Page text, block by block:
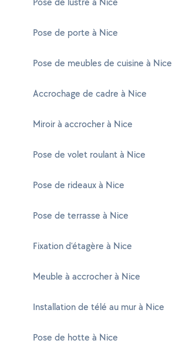
Pose de porte à Nice
Pose de meubles de cuisine à Nice
Accrochage de cadre à Nice
Miroir à accrocher à Nice
Pose de volet roulant à Nice
Pose de rideaux à Nice
Pose de terrasse à Nice
Fixation d'étagère à Nice
Meuble à accrocher à Nice
Installation de télé au mur à Nice
Pose de hotte à Nice